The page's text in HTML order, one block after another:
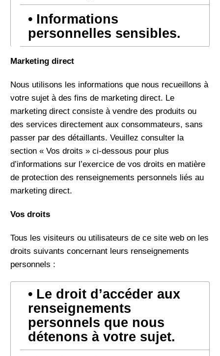
Informations
personnelles sensibles.
Marketing direct
Nous utilisons les informations que nous recueillons à
votre sujet à des fins de marketing direct. Le
marketing direct consiste à vendre des produits ou
des services directement aux consommateurs, sans
passer par des détaillants. Veuillez consulter la
section « Vos droits » ci-dessous pour plus
d’informations sur l’exercice de vos droits en matière
de protection des renseignements personnels liés au
marketing direct.
Vos droits
Tous les visiteurs ou utilisateurs de ce site web on les
droits suivants concernant leurs renseignements
personnels :
Le droit d’accéder aux
renseignements
personnels que nous
détenons à votre sujet.